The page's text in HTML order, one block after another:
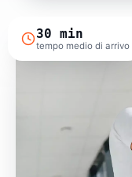
30 min
tempo medio di arrivo